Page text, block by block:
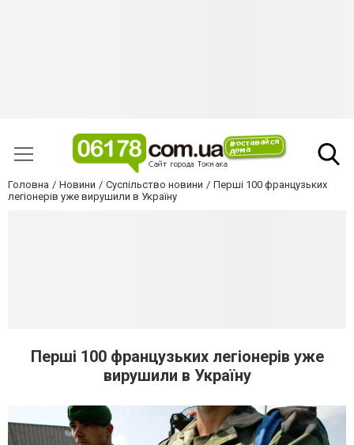
Головна Новини Суспільство новини
Перші 100 французьких
легіонерів уже вирушили в Україну
Перші 100 французьких легіонерів уже
вирушили в Україну